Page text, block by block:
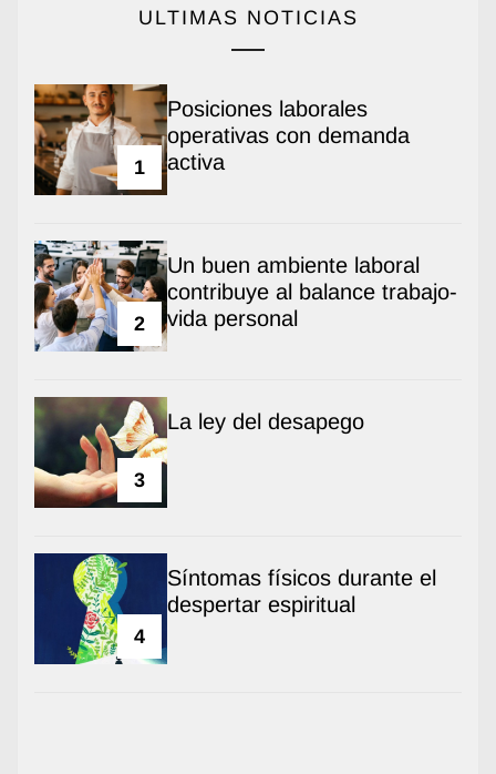
ULTIMAS NOTICIAS
1
Posiciones laborales
operativas con demanda
activa
2
Un buen ambiente laboral
contribuye al balance trabajo-
vida personal
3
La ley del desapego
4
Síntomas físicos durante el
despertar espiritual